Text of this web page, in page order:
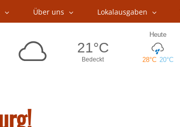
Über uns Lokalausgaben